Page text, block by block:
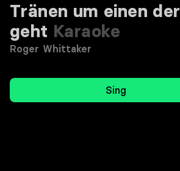
Tränen um einen der
geht Karaoke
Roger Whittaker
Sing